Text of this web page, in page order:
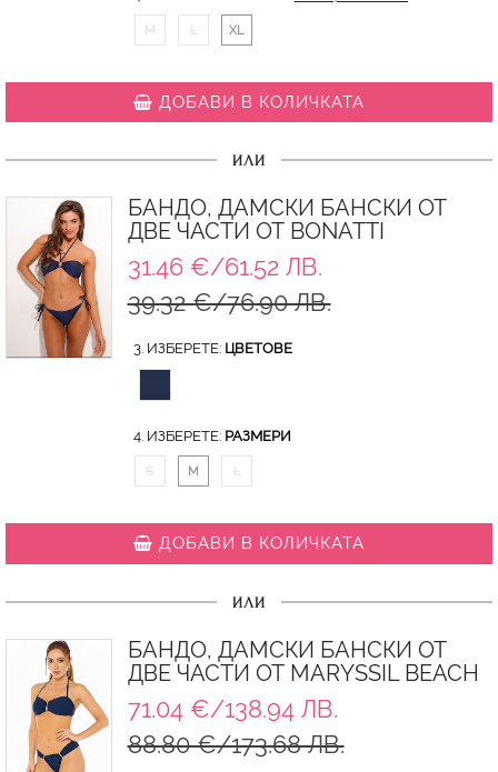
M L XL
ДОБАВИ В КОЛИЧКАТА
ИЛИ
БАНДО, ДАМСКИ БАНСКИ ОТ
ДВЕ ЧАСТИ ОТ BONATTI
31.46 €/61.52 ЛВ.
39.32 €/76.90 ЛВ.
3. ИЗБЕРЕТЕ: ЦВЕТОВЕ
4. ИЗБЕРЕТЕ: РАЗМЕРИ
S M L
ДОБАВИ В КОЛИЧКАТА
ИЛИ
БАНДО, ДАМСКИ БАНСКИ ОТ
ДВЕ ЧАСТИ ОТ MARYSSIL BEACH
71.04 €/138.94 ЛВ.
88.80 €/173.68 ЛВ.